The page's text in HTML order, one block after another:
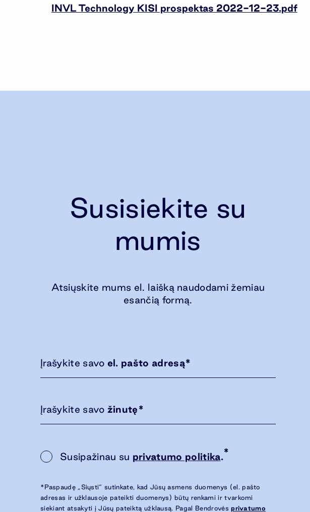
INVL Technology KISI prospektas 2022-12-23.pdf
Susisiekite su
mumis
Atsiųskite mums el. laišką naudodami žemiau
esančią formą.
Įrašykite savo el. pašto adresą*
Įrašykite savo žinutę*
Susipažinau su privatumo politika.*
*Paspaudę „Siųsti“ sutinkate, kad Jūsų asmens duomenys (el. pašto
adresas ir užklausoje pateikti duomenys) būtų renkami ir tvarkomi
siekiant atsakyti į Jūsų pateiktą užklausą. Pagal Bendrovėsprivatumo